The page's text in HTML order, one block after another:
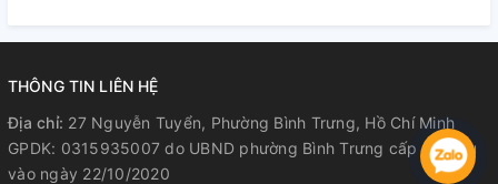
THÔNG TIN LIÊN HỆ
Địa chỉ: 27 Nguyễn Tuyển, Phường Bình Trưng, Hồ Chí Minh
GPDK: 0315935007 do UBND phường Bình Trưng cấp lần đầu
vào ngày 22/10/2020